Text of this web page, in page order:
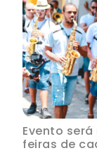
Evento
feiras de